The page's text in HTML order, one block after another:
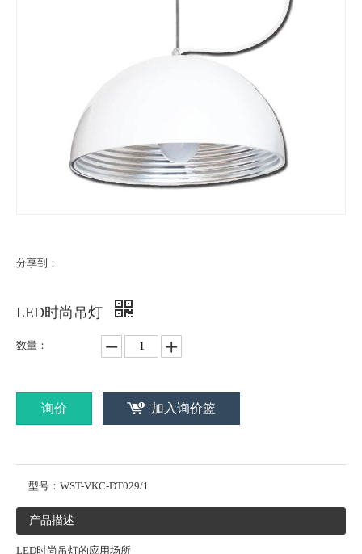
分享到：
LED时尚吊灯
数量：
询价 加入询价篮
型号： WST-VKC-DT029/1
产品描述
LED时尚吊灯的应用场所